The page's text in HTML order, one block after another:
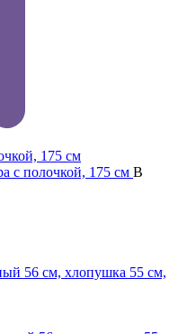
175 см
В
56 см, хлопушка 55 см,